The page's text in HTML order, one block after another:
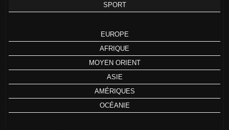
SPORT
EUROPE
AFRIQUE
MOYEN ORIENT
ASIE
AMÉRIQUES
OCÉANIE